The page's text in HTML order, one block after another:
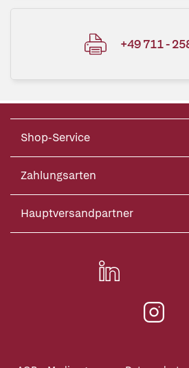
+49 711 -
Shop-Service
Zahlungsarten
Hauptversandpartner